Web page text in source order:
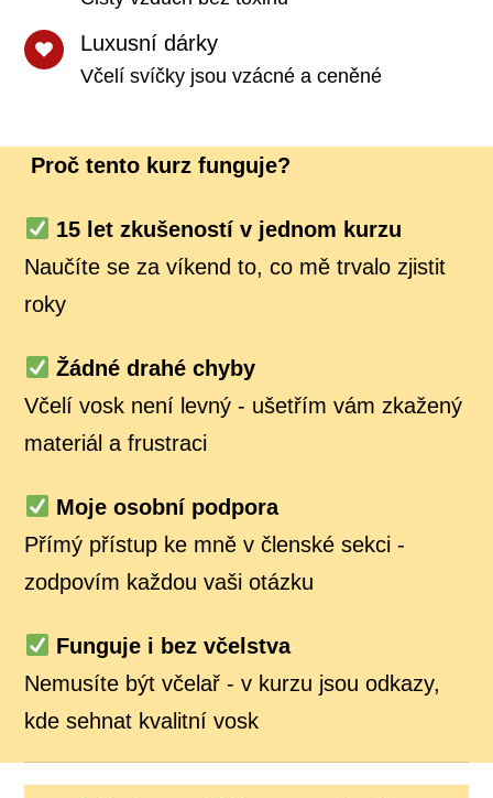
Luxusní dárky
Včelí svíčky jsou vzácné a ceněné
Proč tento kurz funguje?
15 let zkušeností v jednom kurzu
Naučíte se za víkend to, co mě trvalo zjistit
roky
Žádné drahé chyby
Včelí vosk není levný - ušetřím vám zkažený
materiál a frustraci
Moje osobní podpora
Přímý přístup ke mně v členské sekci -
zodpovím každou vaši otázku
Funguje i bez včelstva
Nemusíte být včelař - v kurzu jsou odkazy,
kde sehnat kvalitní vosk